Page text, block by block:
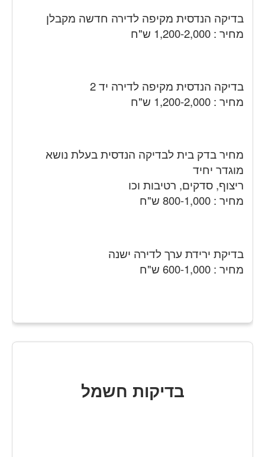
בדיקה הנדסית מקיפה לדירה חדשה מקבלן
מחיר : 1,200-2,000 ש"ח
בדיקה הנדסית מקיפה לדירה יד 2
מחיר : 1,200-2,000 ש"ח
מחיר בדק בית לבדיקה הנדסית בעלת נושא
מוגדר יחיד
ריצוף, סדקים, רטיבות וכו
מחיר : 800-1,000 ש"ח
בדיקת ירידת ערך לדירה ישנה
מחיר : 600-1,000 ש"ח
בדיקות חשמל